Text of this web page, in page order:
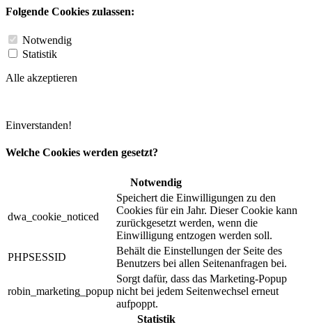
Folgende Cookies zulassen:
Notwendig
Statistik
Alle akzeptieren
Einverstanden!
Welche Cookies werden gesetzt?
Notwendig
dwa_cookie_noticed
Speichert die Einwilligungen zu den
Cookies für ein Jahr. Dieser Cookie kann
zurückgesetzt werden, wenn die
Einwilligung entzogen werden soll.
PHPSESSID
Behält die Einstellungen der Seite des
Benutzers bei allen Seitenanfragen bei.
robin_marketing_popup
Sorgt dafür, dass das Marketing-Popup
nicht bei jedem Seitenwechsel erneut
aufpoppt.
Statistik